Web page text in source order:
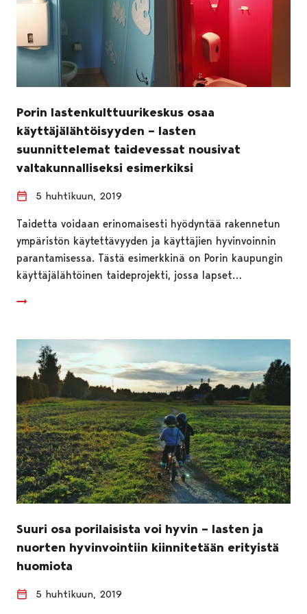
Porin lastenkulttuurikeskus osaa
käyttäjälähtöisyyden – lasten
suunnittelemat taidevessat nousivat
valtakunnalliseksi esimerkiksi
5 huhtikuun, 2019
Taidetta voidaan erinomaisesti hyödyntää rakennetun
ympäristön käytettävyyden ja käyttäjien hyvinvoinnin
parantamisessa. Tästä esimerkkinä on Porin kaupungin
käyttäjälähtöinen taideprojekti, jossa lapset…
Suuri osa porilaisista voi hyvin – lasten ja
nuorten hyvinvointiin kiinnitetään erityistä
huomiota
5 huhtikuun, 2019